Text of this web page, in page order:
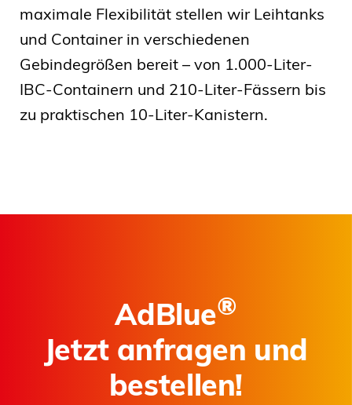
maximale Flexibilität stellen wir Leihtanks
und Container in verschiedenen
Gebindegrößen bereit – von 1.000-Liter-
IBC-Containern und 210-Liter-Fässern bis
zu praktischen 10-Liter-Kanistern.
AdBlue®
Jetzt anfragen und
bestellen!